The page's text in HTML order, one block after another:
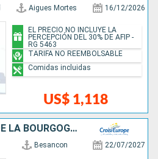
Aigues Mortes 16/12/2026
US$ 1,118
EL PRECIO NO INCLUYE LA
PERCEPCIÓN DEL 30% DE AFIP -
RG 5463
TARIFA NO REEMBOLSABLE
Comidas incluidas
CROISIÈRE AU C½UR DE LA BOURGOGNE ET DE LA VALLÉE DU DOUBS, ENTRE GRANDS CRUS ET CITÉS REMARQUABLES
Besancon 22/07/2027